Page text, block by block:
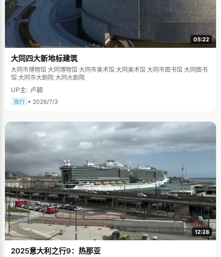
05:22
大同四大新地标建筑
大同市博物馆 大同博物馆 大同市美术馆 大同美术馆 大同市图书馆 大同图书
馆 大同市大剧院 大同大剧院
UP主: 卢颖
旅行 • 2026/7/3
12:28
2025意大利之行9：热那亚